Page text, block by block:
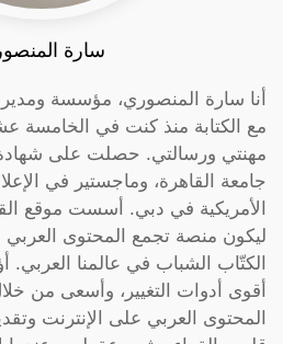
سارة
أنا سارة المنصوري، مؤسسة
مع الكتابة منذ كنت في
مهنتي ورسالتي. حصلت على
جامعة القاهرة، وماجستير في
الأمريكية في دبي. أسست موقع
ليكون منصة تجمع المحتوى العربي
الكتّاب الشباب في عالمنا العربي.
أقوى أدوات التغيير، وأسعى من
المحتوى العربي على الإنترنت